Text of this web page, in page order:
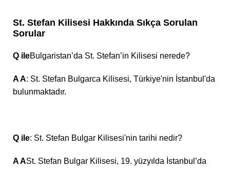
St. Stefan Kilisesi Hakkında Sıkça Sorulan
Sorular
Q ileBulgaristan’da St. Stefan’in Kilisesi nerede?
A A: St. Stefan Bulgarca Kilisesi, Türkiye'nin İstanbul'da
bulunmaktadır.
Q ile: St. Stefan Bulgar Kilisesi'nin tarihi nedir?
A ASt. Stefan Bulgar Kilisesi, 19. yüzyılda İstanbul’da